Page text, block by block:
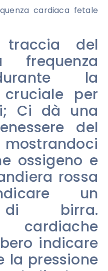
cardiaca fetale
del
frequenza
la
per
Ci dà una
del
ossigeno e
rossa
un
di birra.
indicare
la pressione